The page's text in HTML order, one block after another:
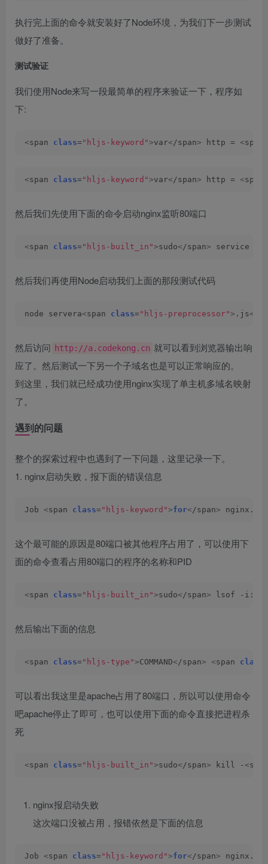
执行完上面的命令就安装好了Node环境，为我们下一步测试
做好了准备。
测试验证
我们使用Node来写一段最简单的程序来验证一下，程序如
下:
<span class= "hljs-keyword">var< /span> http = <span
<span class= "hljs-keyword">var< /span> http = <span
然后我们先使用下面的命令启动nginx监听80端口
<span class= "hljs-built_in">sudo< /span> service
然后我们再使用Node启动我们上面的那段测试代码
node servera<span class= "hljs-preprocessor"> .js<
然后访问 http://a.codekong.cn 就可以看到浏览器输出响
应了。然后测试一下另一个子域名也是可以正常响应的。
到这里，我们就已经成功使用nginx实现了单主机多域名映射
了。
遇到的问题
整个的探索过程中也遇到了一下问题，这里记录一下。
1. nginx启动失败，报下面的错误信息
Job <span class= "hljs-keyword">for< /span> nginx.
这个最可能的原因是80端口被其他程序占用了，可以使用下
面的命令查看占用80端口的程序的名称和PID
<span class= "hljs-built_in">sudo< /span> lsof -i:
然后输出下面的信息
<span class= "hljs-type">COMMAND< /span> <span class
可以看出我这里是apache占用了80端口，所以可以使用命令
吧apache停止了即可，也可以使用下面的命令直接把进程杀
死
<span class= "hljs-built_in">sudo< /span> kill - <
nginx报启动失败
这次端口没被占用，报错依然是下面的信息
Job <span class= "hljs-keyword">for< /span> nginx.